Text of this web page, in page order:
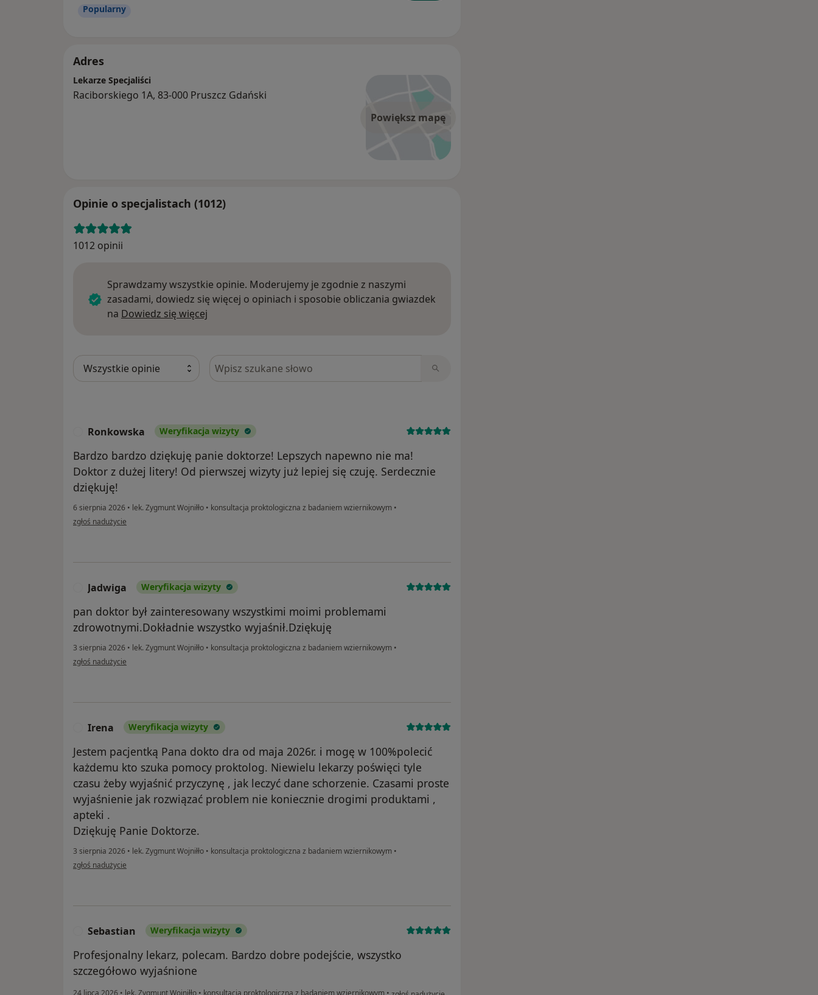
Popularny
Adres
Powiększ mapę
Lekarze Specjaliści
Raciborskiego 1A, 83-000 Pruszcz Gdański
Opinie o specjalistach (1012)
1012 opinii
Sprawdzamy wszystkie opinie. Moderujemy je zgodnie z naszymi
zasadami, dowiedz się więcej o opiniach i sposobie obliczania gwiazdek
na Dowiedz się więcej
Szukaj w opiniach
Ronkowska Weryfikacja wizyty
Bardzo bardzo dziękuję panie doktorze! Lepszych napewno nie ma!
Doktor z dużej litery! Od pierwszej wizyty już lepiej się czuję. Serdecznie
dziękuję!
6 sierpnia 2026 • lek. Zygmunt Wojniłło • konsultacja proktologiczna z badaniem wziernikowym •
w opinii użytkownika Ronkowska
zgłoś nadużycie
Jadwiga Weryfikacja wizyty
pan doktor był zainteresowany wszystkimi moimi problemami
zdrowotnymi.Dokładnie wszystko wyjaśnił.Dziękuję
3 sierpnia 2026 • lek. Zygmunt Wojniłło • konsultacja proktologiczna z badaniem wziernikowym •
w opinii użytkownika Jadwiga
zgłoś nadużycie
Irena Weryfikacja wizyty
Jestem pacjentką Pana dokto dra od maja 2026r. i mogę w 100%polecić
każdemu kto szuka pomocy proktolog. Niewielu lekarzy poświęci tyle
czasu żeby wyjaśnić przyczynę , jak leczyć dane schorzenie. Czasami proste
wyjaśnienie jak rozwiązać problem nie koniecznie drogimi produktami ,
apteki .
Dziękuję Panie Doktorze.
3 sierpnia 2026 • lek. Zygmunt Wojniłło • konsultacja proktologiczna z badaniem wziernikowym •
w opinii użytkownika Irena
zgłoś nadużycie
Sebastian Weryfikacja wizyty
Profesjonalny lekarz, polecam. Bardzo dobre podejście, wszystko
szczegółowo wyjaśnione
w opinii użytkownika Sebastian